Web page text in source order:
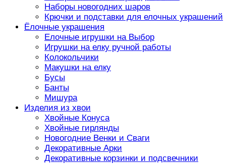
Наборы новогодних шаров
Крючки и подставки для елочных украшений
Ёлочные украшения
Елочные игрушки на Выбор
Игрушки на елку ручной работы
Колокольчики
Макушки на елку
Бусы
Банты
Мишура
Изделия из хвои
Хвойные Конуса
Хвойные гирлянды
Новогодние Венки и Сваги
Декоративные Арки
Декоративные корзинки и подсвечники